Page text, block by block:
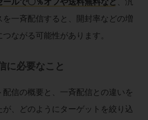
ールで〇％オフや送料無料など、汎
を一斉配信すると、開封率などの増
ながる可能性があります。
に必要なこと
配信の概要と、一斉配信との違いを
、どのようにターゲットを絞り込